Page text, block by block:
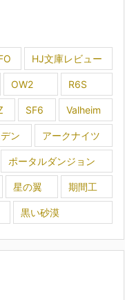
HJ文庫レビュー
OW2 R6S
SF6 Valheim
ン アークナイツ
ポータルダンジョン
星の翼 期間工
黒い砂漠